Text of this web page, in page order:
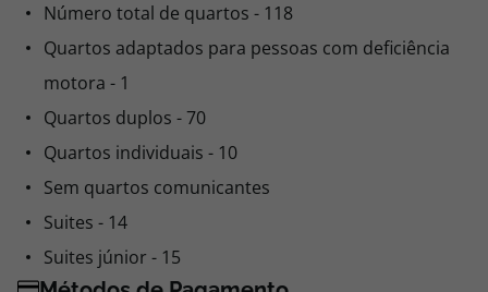
Número total de quartos - 118
Quartos adaptados para pessoas com deficiência
motora - 1
Quartos duplos - 70
Quartos individuais - 10
Sem quartos comunicantes
Suites - 14
Suites júnior - 15